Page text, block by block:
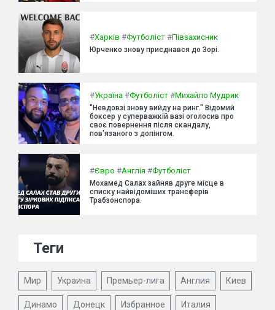
#Харків #Футболіст #Півзахисник
Юрченко знову приєднався до Зорі.
#Україна #Футболіст #Михайло Мудрик
"Невдовзі знову вийду на ринг." Відомий
боксер у суперважкій вазі оголосив про
своє повернення після скандалу,
пов'язаного з допінгом.
#Євро #Англія #Футболіст
Мохамед Салах зайняв друге місце в
списку найвідоміших трансферів
Трабзонспора.
Теги
Мир Украина Премьер-лига Англия Киев
Динамо Донецк Избранное Италия